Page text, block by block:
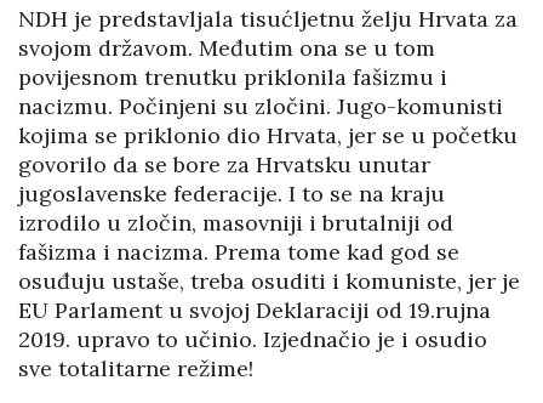
NDH je predstavljala tisućljetnu želju Hrvata za
svojom državom. Međutim ona se u tom
povijesnom trenutku priklonila fašizmu i
nacizmu. Počinjeni su zločini. Jugo-komunisti
kojima se priklonio dio Hrvata, jer se u početku
govorilo da se bore za Hrvatsku unutar
jugoslavenske federacije. I to se na kraju
izrodilo u zločin, masovniji i brutalniji od
fašizma i nacizma. Prema tome kad god se
osuđuju ustaše, treba osuditi i komuniste, jer je
EU Parlament u svojoj Deklaraciji od 19.rujna
2019. upravo to učinio. Izjednačio je i osudio
sve totalitarne režime!